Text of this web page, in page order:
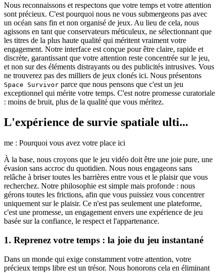
Nous reconnaissons et respectons que votre temps et votre attention
sont précieux. C'est pourquoi nous ne vous submergeons pas avec
un océan sans fin et non organisé de jeux. Au lieu de cela, nous
agissons en tant que conservateurs méticuleux, ne sélectionnant que
les titres de la plus haute qualité qui méritent vraiment votre
engagement. Notre interface est conçue pour être claire, rapide et
discrète, garantissant que votre attention reste concentrée sur le jeu,
et non sur des éléments distrayants ou des publicités intrusives. Vous
ne trouverez pas des milliers de jeux clonés ici. Nous présentons
Space Survivor parce que nous pensons que c'est un jeu
exceptionnel qui mérite votre temps. C'est notre promesse curatoriale
: moins de bruit, plus de la qualité que vous méritez.
L'expérience de survie spatiale ulti...
me : Pourquoi vous avez votre place ici
À la base, nous croyons que le jeu vidéo doit être une joie pure, une
évasion sans accroc du quotidien. Nous nous engageons sans
relâche à briser toutes les barrières entre vous et le plaisir que vous
recherchez. Notre philosophie est simple mais profonde : nous
gérons toutes les frictions, afin que vous puissiez vous concentrer
uniquement sur le plaisir. Ce n'est pas seulement une plateforme,
c'est une promesse, un engagement envers une expérience de jeu
basée sur la confiance, le respect et l'appartenance.
1. Reprenez votre temps : la joie du jeu instantané
Dans un monde qui exige constamment votre attention, votre
précieux temps libre est un trésor. Nous honorons cela en éliminant